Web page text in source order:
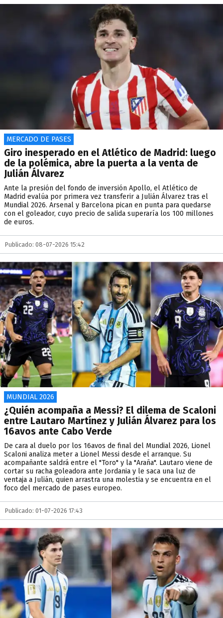
MERCADO DE PASES
Giro inesperado en el Atlético de Madrid: luego
de la polémica, abre la puerta a la venta de
Julián Álvarez
Ante la presión del fondo de inversión Apollo, el Atlético de
Madrid evalúa por primera vez transferir a Julián Álvarez tras el
Mundial 2026. Arsenal y Barcelona pican en punta para quedarse
con el goleador, cuyo precio de salida superaría los 100 millones
de euros.
Publicado: 08-07-2026 15:42
MUNDIAL 2026
¿Quién acompaña a Messi? El dilema de Scaloni
entre Lautaro Martínez y Julián Álvarez para los
16avos ante Cabo Verde
De cara al duelo por los 16avos de final del Mundial 2026, Lionel
Scaloni analiza meter a Lionel Messi desde el arranque. Su
acompañante saldrá entre el "Toro" y la "Araña". Lautaro viene de
cortar su racha goleadora ante Jordania y le saca una luz de
ventaja a Julián, quien arrastra una molestia y se encuentra en el
foco del mercado de pases europeo.
Publicado: 01-07-2026 17:43